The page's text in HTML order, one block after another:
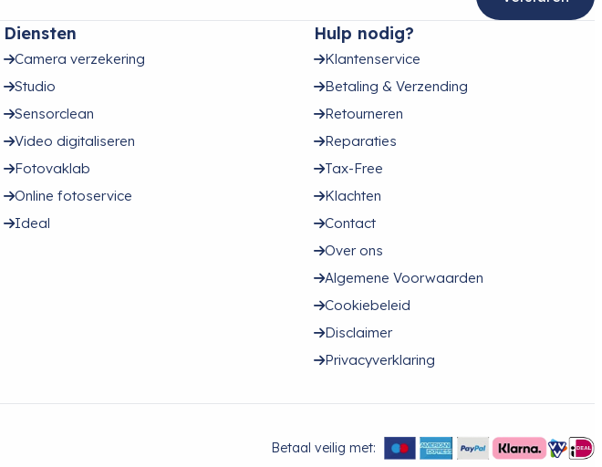
Diensten
Camera verzekering
Studio
Sensorclean
Video digitaliseren
Fotovaklab
Online fotoservice
Ideal
Hulp nodig?
Klantenservice
Betaling & Verzending
Retourneren
Reparaties
Tax-Free
Klachten
Contact
Over ons
Algemene Voorwaarden
Cookiebeleid
Disclaimer
Privacyverklaring
Betaal veilig met: